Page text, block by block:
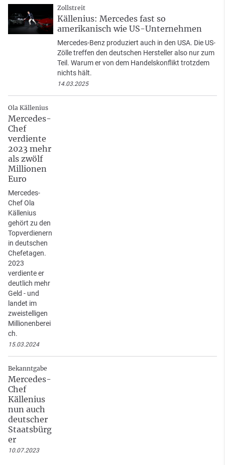
Zollstreit
Källenius: Mercedes fast so
amerikanisch wie US-Unternehmen
Mercedes-Benz produziert auch in den USA. Die US-
Zölle treffen den deutschen Hersteller also nur zum
Teil. Warum er von dem Handelskonflikt trotzdem
nichts hält.
14.03.2025
Ola Källenius
Mercedes-
Chef
verdiente
2023 mehr
als zwölf
Millionen
Euro
Mercedes-
Chef Ola
Källenius
gehört zu den
Topverdienern
in deutschen
Chefetagen.
2023
verdiente er
deutlich mehr
Geld - und
landet im
zweistelligen
Millionenberei
ch.
15.03.2024
Bekanntgabe
Mercedes-
Chef
Källenius
nun auch
deutscher
Staatsbürg
er
10.07.2023